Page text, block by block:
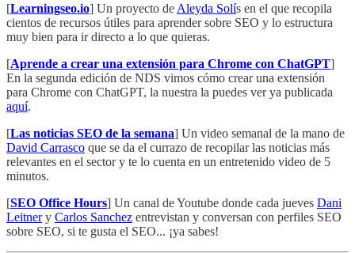
[Learningseo.io] Un proyecto de Aleyda Solís en el que recopila
cientos de recursos útiles para aprender sobre SEO y lo estructura
muy bien para ir directo a lo que quieras.
[Aprende a crear una extensión para Chrome con ChatGPT]
En la segunda edición de NDS vimos cómo crear una extensión
para Chrome con ChatGPT, la nuestra la puedes ver ya publicada
aquí.
[Las noticias SEO de la semana] Un video semanal de la mano de
David Carrasco que se da el currazo de recopilar las noticias más
relevantes en el sector y te lo cuenta en un entretenido video de 5
minutos.
[SEO Office Hours] Un canal de Youtube donde cada jueves Dani
Leitnery Carlos Sanchez entrevistan y conversan con perfiles SEO
sobre SEO, si te gusta el SEO... ¡ya sabes!